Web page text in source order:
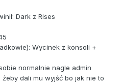
Dark z Rises
Wycinek z konsoli +
normalnie nagle admin
dali mu wyjść bo jak nie to